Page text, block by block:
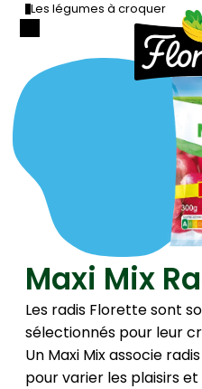
Les légumes à croquer
Maxi Mix
Les radis Florette sont
sélectionnés pour leur
Un Maxi Mix associe
pour varier les plaisirs